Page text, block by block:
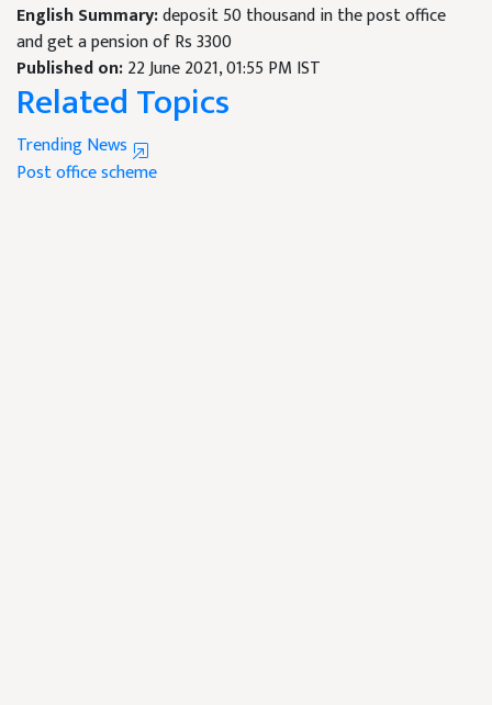
English Summary:deposit 50 thousand in the post office
and get a pension of Rs 3300
Published on:22 June 2021, 01:55 PM IST
Related Topics
Trending News
Post office scheme